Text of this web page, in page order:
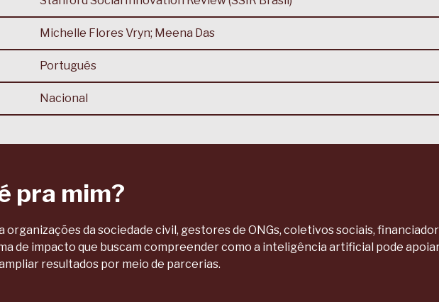
Michelle Flores Vryn; Meena Das
Português
Nacional
pra mim?
da sociedade civil, gestores de ONGs, coletivos sociais,
de impacto que buscam compreender como a inteligência artificial pode
resultados por meio de parcerias.